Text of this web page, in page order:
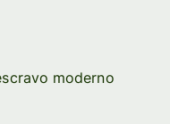
moderno